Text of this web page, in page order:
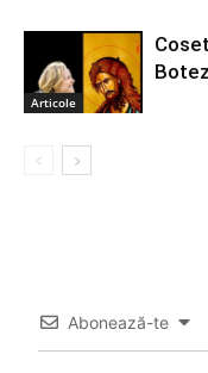
Articole
Abonează-te